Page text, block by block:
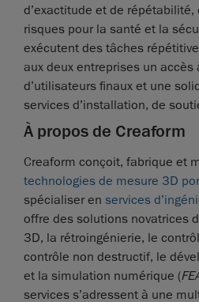
d’exactitude et de
risques pour la santé et la
exécutent des tâches
aux deux entreprises un
d’utilisateurs finaux et une
services d’installation, de
À propos de Creaform
Creaform conçoit, fabrique et
technologies de mesure 3D
spécialiser en services
offre des solutions novatrices
3D, la rétroingénierie, le
contrôle non destructif, le
et la simulation numérique (
services s’adressent à une